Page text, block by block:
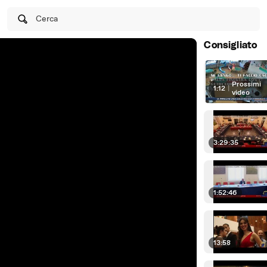
Cerca
Consigliato
1:12 | Prossimi
video
3:29:35
1:52:46
13:58